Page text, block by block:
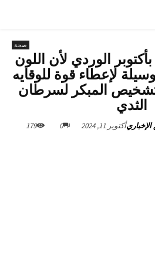
صحة
الوردي لأن اللون
لإعطاء قوة للوقايه
المبكر لسرطان
الثدي
أكتوبر 11, 2024 0
179